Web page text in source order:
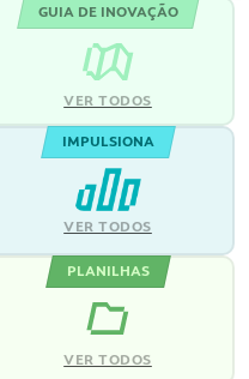
GUIA DE INOVAÇÃO
VER TODOS
IMPULSIONA
VER TODOS
PLANILHAS
VER TODOS